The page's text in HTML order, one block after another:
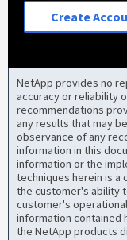
Create
NetApp provides no
accuracy or reliability
recommendations
any results that may
observance of any
information in this
information or the
techniques herein is a
the customer's ability
customer's
information contained
the NetApp products